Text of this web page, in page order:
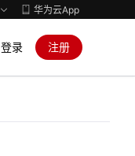
华为云App
登录 注册